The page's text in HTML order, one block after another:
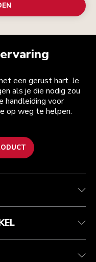
een gerust hart. Je
als je die nodig zou
handleiding voor
op weg te helpen.